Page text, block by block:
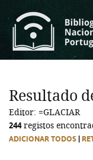
Resultado
Editor: =GLACIAR
244registos
ADICIONAR TODOS